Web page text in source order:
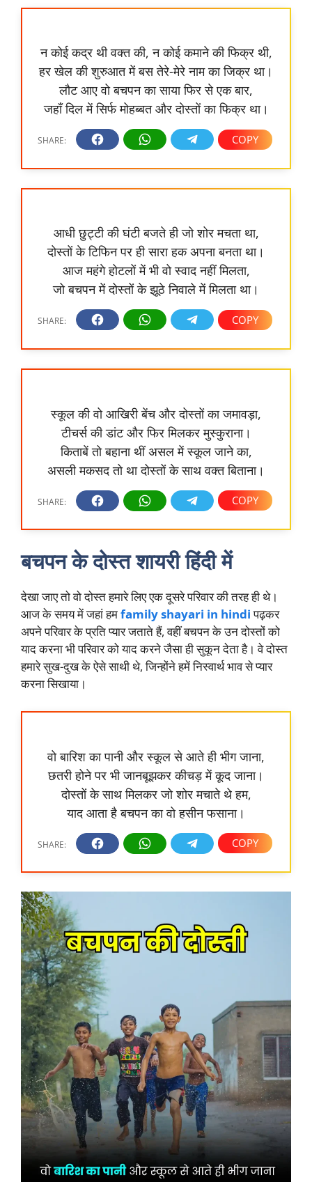
न कोई कद्र थी वक्त की, न कोई कमाने की फिक्र थी,
हर खेल की शुरुआत में बस तेरे-मेरे नाम का जिक्र था।
लौट आए वो बचपन का साया फिर से एक बार,
जहाँ दिल में सिर्फ मोहब्बत और दोस्तों का फिक्र था।
आधी छुट्टी की घंटी बजते ही जो शोर मचता था,
दोस्तों के टिफिन पर ही सारा हक अपना बनता था।
आज महंगे होटलों में भी वो स्वाद नहीं मिलता,
जो बचपन में दोस्तों के झूठे निवाले में मिलता था।
स्कूल की वो आखिरी बेंच और दोस्तों का जमावड़ा,
टीचर्स की डांट और फिर मिलकर मुस्कुराना।
किताबें तो बहाना थीं असल में स्कूल जाने का,
असली मकसद तो था दोस्तों के साथ वक्त बिताना।
बचपन के दोस्त शायरी हिंदी में
देखा जाए तो वो दोस्त हमारे लिए एक दूसरे परिवार की तरह ही थे।
आज के समय में जहां हमfamily shayari in hindiपढ़कर
अपने परिवार के प्रति प्यार जताते हैं, वहीं बचपन के उन दोस्तों को
याद करना भी परिवार को याद करने जैसा ही सुकून देता है। वे दोस्त
हमारे सुख-दुख के ऐसे साथी थे, जिन्होंने हमें निस्वार्थ भाव से प्यार
करना सिखाया।
वो बारिश का पानी और स्कूल से आते ही भीग जाना,
छतरी होने पर भी जानबूझकर कीचड़ में कूद जाना।
दोस्तों के साथ मिलकर जो शोर मचाते थे हम,
याद आता है बचपन का वो हसीन फसाना।